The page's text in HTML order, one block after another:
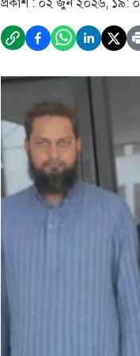
প্রকাশ : ০২ জুন ২০২৬, ১৯: